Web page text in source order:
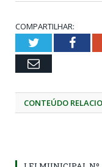
COMPARTILHAR:
Twitter
Email
CONTEÚDO